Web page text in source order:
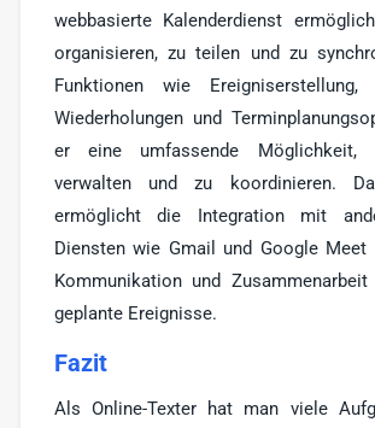
webbasierte Kalenderdienst
organisieren, zu teilen und zu
Funktionen wie Ereigniserstellung,
Wiederholungen und
er eine umfassende Möglichkeit,
verwalten und zu koordinieren.
ermöglicht die Integration mit
Diensten wie Gmail und Google Meet
Kommunikation und
geplante Ereignisse.
Fazit
Als Online-Texter hat man viele